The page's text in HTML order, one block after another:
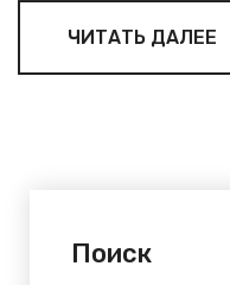
опасных ситуаций на
ЧИТАТЬ ДАЛЕЕ
Поиск